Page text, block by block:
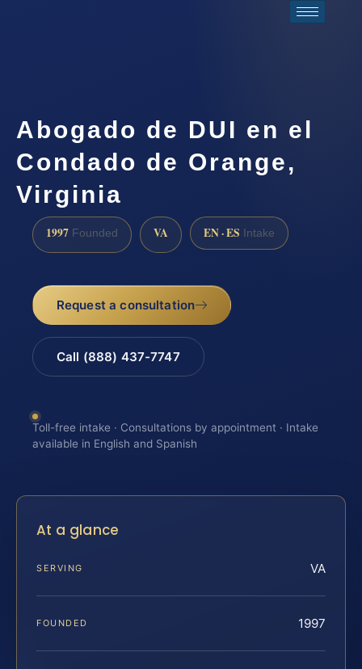
Abogado de DUI en el
Condado de Orange,
Virginia
1997 Founded VA EN · ES Intake
Request a consultation
Call (888) 437-7747
Toll-free intake · Consultations by appointment · Intake
available in English and Spanish
At a glance
SERVING VA
FOUNDED 1997